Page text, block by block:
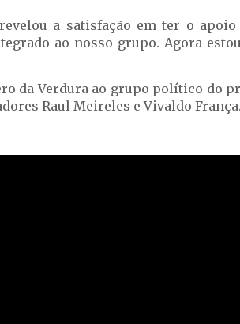
a satisfação em ter o apoio
ao nosso grupo. Agora
da Verdura ao grupo político do
Raul Meireles e Vivaldo França.